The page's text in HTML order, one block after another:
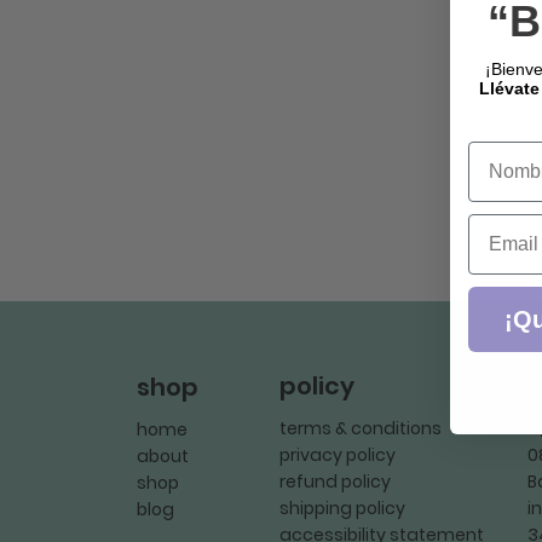
shop
home
about
shop
blog
policy
terms & conditions
privacy policy
refund policy
shipping policy
accessibility statement
Llévate
Name
Email